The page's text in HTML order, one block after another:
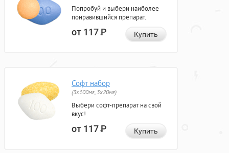
Попробуй и выбери наиболее
понравившийся препарат.
от 117Р Купить
Софт набор
(3x100мг, 3x20мг)
Выбери софт-препарат на свой
вкус!
от 117Р Купить